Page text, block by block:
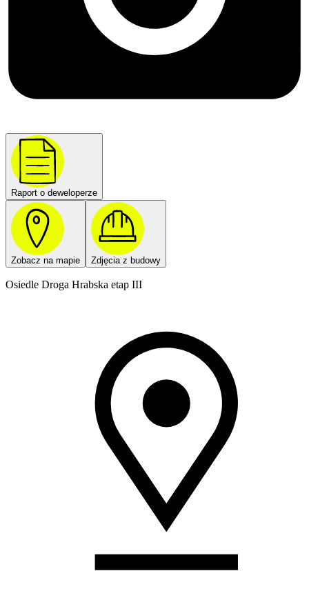
Raport o deweloperze
Zobacz na mapie Zdjęcia z budowy
Osiedle Droga Hrabska etap III